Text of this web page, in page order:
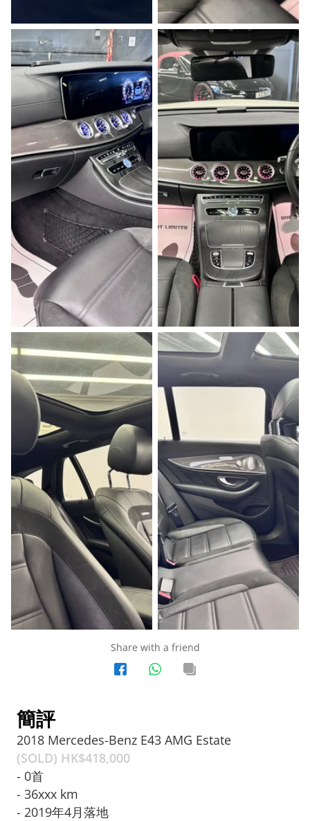
Share with a friend
簡評
2018 Mercedes-Benz E43 AMG Estate
(SOLD) HK$418,000
- 0首
- 36xxx km
- 2019年4月落地